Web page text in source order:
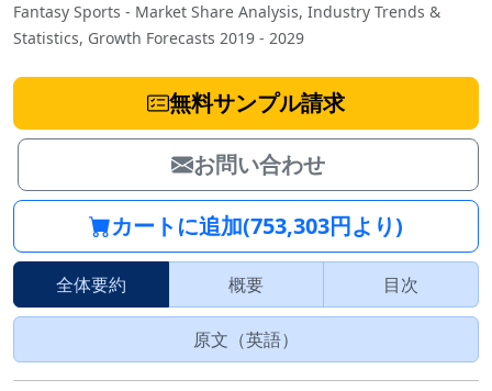
Fantasy Sports - Market Share Analysis, Industry Trends &
Statistics, Growth Forecasts 2019 - 2029
無料サンプル請求
お問い合わせ
カートに追加(753,303円より)
全体要約 概要 目次
原文（英語）